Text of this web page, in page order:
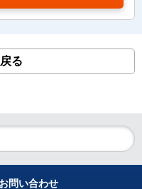
る
お問い合わせ